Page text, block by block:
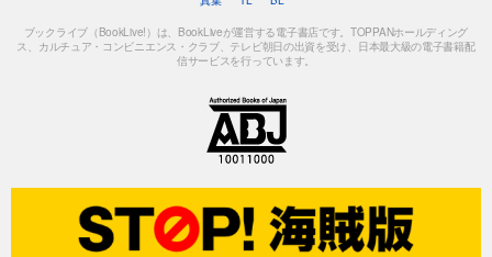
ブックライブ（BookLive!）は、BookLiveが運営する電子書店です。TOPPANホールディング
ス、カルチュア・コンビニエンス・クラブ、テレビ朝日の出資を受け、日本最大級の電子書籍配
信サービスを行っています。